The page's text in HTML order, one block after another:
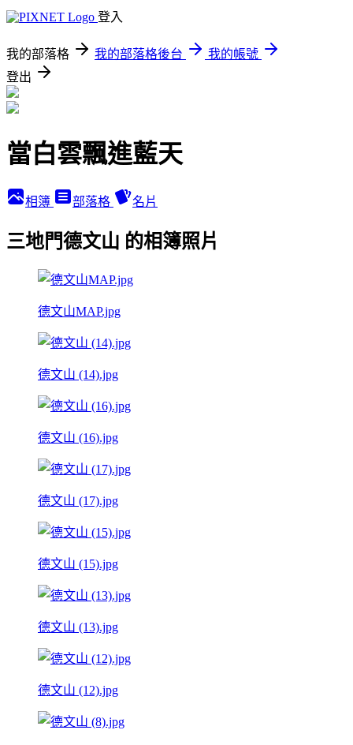
登入
我的部落格 我的部落格後台
我的帳號
登出
當白雲飄進藍天
相簿 部落格 名片
三地門德文山 的相簿照片
德文山MAP.jpg
德文山 (14).jpg
德文山 (16).jpg
德文山 (17).jpg
德文山 (15).jpg
德文山 (13).jpg
德文山 (12).jpg